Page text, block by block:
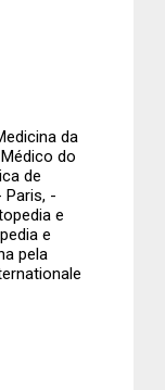
da
do
de
Paris, -
e
e
pela